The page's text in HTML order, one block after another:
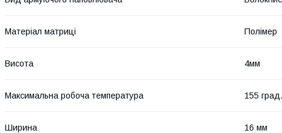
Матеріал матриці Полімер
Висота 4мм
Максимальна робоча температура 155 град.
Ширина 16 мм